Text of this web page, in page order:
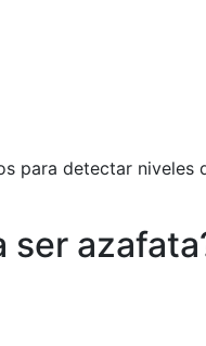
para detectar
ser